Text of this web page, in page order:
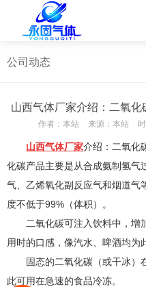
公司动态
山西气体厂家介绍：二氧化
作者： 本站 来源： 本站
山西气体厂家介绍：二氧化
化碳产品主要是从合成氨制氢气
气、乙烯氧化副反应气和烟道气
度不低于99%（体积）。
二氧化碳可注入饮料中，增
用时的口感，像汽水、啤酒均为
固态的二氧化碳 （或干冰
此可用在急速的食品冷冻。